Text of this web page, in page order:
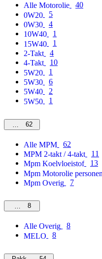
Alle Motorolie
40
0W20
5
0W30
4
10W40
1
15W40
1
2-Takt
4
4-Takt
10
5W20
1
5W30
6
5W40
2
5W50
1
MPM62
Alle MPM
62
MPM 2-takt / 4-takt
11
Mpm Koelvloeistof
13
Mpm Motorolie
Mpm Overig
7
Overig
8
Alle Overig
8
MELO
8